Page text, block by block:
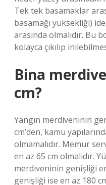
Tek tek basamaklar
basamağı yüksekliği)
arasında olmalıdır. Bu
kolayca çıkılıp
Bina
cm?
Yangın merdiveninin
cm’den, kamu
olmamalıdır. Memur
en az 65 cm olmalıdır.
merdiveninin genişliği
genişliği ise en az 180